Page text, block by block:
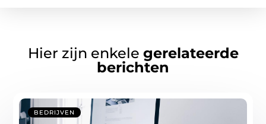
Hier zijn enkele gerelateerde
berichten
BEDRIJVEN